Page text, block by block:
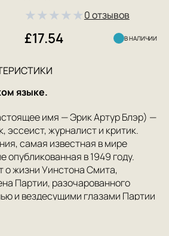
★★★★★0 отзывов
£17.54 В НАЛИЧИИ
языке.
имя — Эрик Артур Блэр) —
эссеист, журналист и критик.
самая известная в мире
опубликованная в 1949 году.
о жизни Уинстона Смита,
Партии, разочарованного
и вездесущими глазами Партии
— Старшего Брата. Старший
аспекты жизни: ввёл